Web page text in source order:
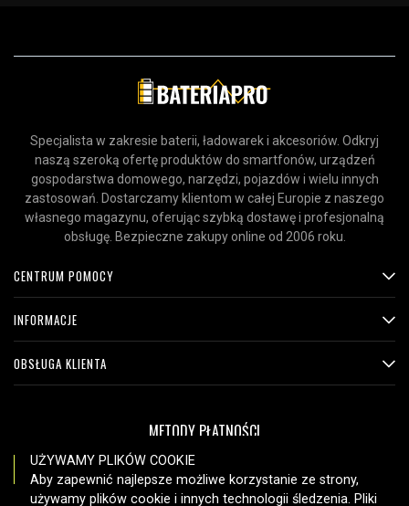
Specjalista w zakresie baterii, ładowarek i akcesoriów. Odkryj
naszą szeroką ofertę produktów do smartfonów, urządzeń
gospodarstwa domowego, narzędzi, pojazdów i wielu innych
zastosowań. Dostarczamy klientom w całej Europie z naszego
własnego magazynu, oferując szybką dostawę i profesjonalną
obsługę. Bezpieczne zakupy online od 2006 roku.
CENTRUM POMOCY
INFORMACJE
OBSŁUGA KLIENTA
METODY PŁATNOŚCI
UŻYWAMY PLIKÓW COOKIE
Aby zapewnić najlepsze możliwe korzystanie ze strony,
używamy plików cookie i innych technologii śledzenia. Pliki